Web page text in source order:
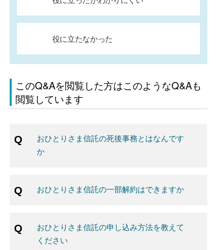
役に立たなかった
このQ&Aを閲覧した方はこのようなQ&Aも
閲覧しています
おひとりさま信託の死後事務とはなんです
か
おひとりさま信託の一部解約はできますか
おひとりさま信託の申し込み方法を教えて
ください